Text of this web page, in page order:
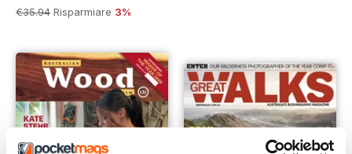
€35.94 Risparmiare 3%